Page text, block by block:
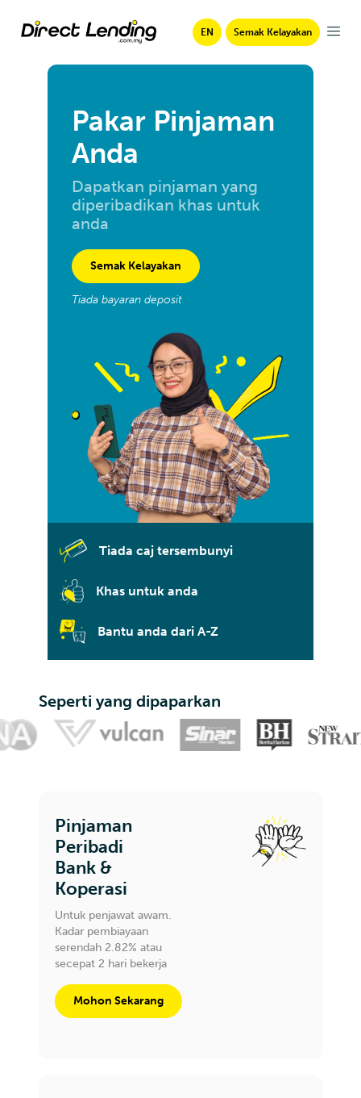
EN Semak Kelayakan
Pakar Pinjaman
Anda
Dapatkan pinjaman yang
diperibadikan khas untuk
anda
Semak Kelayakan
Tiada bayaran deposit
Tiada caj tersembunyi
Khas untuk anda
Bantu anda dari A-Z
Seperti yang dipaparkan
Pinjaman
Peribadi
Bank &
Koperasi
Untuk penjawat awam.
Kadar pembiayaan
serendah 2.82% atau
secepat 2 hari bekerja
Mohon Sekarang